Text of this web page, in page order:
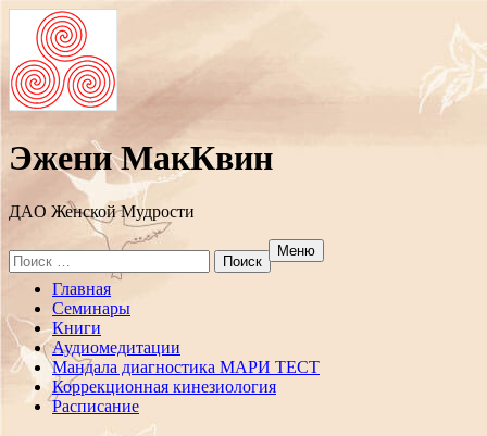
Эжени МакКвин
ДAO Женской Мудрости
Search
for:
Меню
Перейти
содержанию
Главная
Семинары
Книги
Аудиомедитации
Мандала диагностика МАРИ ТЕСТ
Коррекционная кинезиология
Расписание